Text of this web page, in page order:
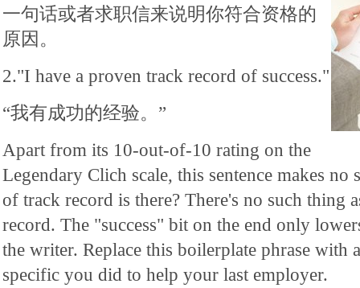
一句话或者求职信来说明你符合资格的
原因。
2."I have a proven track record of success."
“我有成功的经验。”
Apart from its 10-out-of-10 rating on the
Legendary Clich scale, this sentence makes no
of track record is there? There's no such thing
record. The "success" bit on the end only
the writer. Replace this boilerplate phrase with
specific you did to help your last employer.